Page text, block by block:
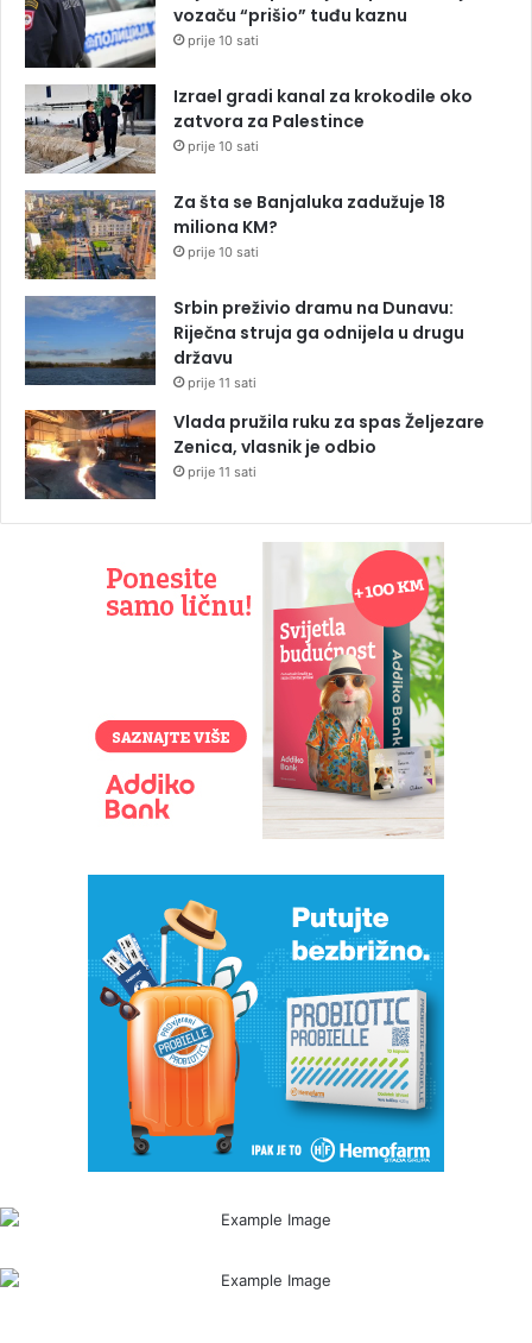
vozaču “prišio” tuđu kaznu
prije 10 sati
Izrael gradi kanal za krokodile oko
zatvora za Palestince
prije 10 sati
Za šta se Banjaluka zadužuje 18
miliona KM?
prije 10 sati
Srbin preživio dramu na Dunavu:
Riječna struja ga odnijela u drugu
državu
prije 11 sati
Vlada pružila ruku za spas Željezare
Zenica, vlasnik je odbio
prije 11 sati